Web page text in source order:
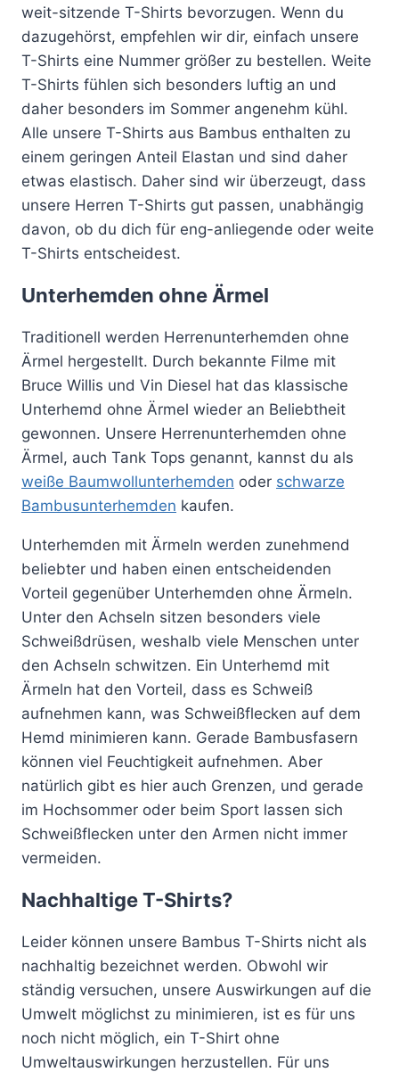
weit-sitzende T-Shirts bevorzugen. Wenn du
dazugehörst, empfehlen wir dir, einfach unsere
T-Shirts eine Nummer größer zu bestellen. Weite
T-Shirts fühlen sich besonders luftig an und
daher besonders im Sommer angenehm kühl.
Alle unsere T-Shirts aus Bambus enthalten zu
einem geringen Anteil Elastan und sind daher
etwas elastisch. Daher sind wir überzeugt, dass
unsere Herren T-Shirts gut passen, unabhängig
davon, ob du dich für eng-anliegende oder weite
T-Shirts entscheidest.
Unterhemden ohne Ärmel
Traditionell werden Herrenunterhemden ohne
Ärmel hergestellt. Durch bekannte Filme mit
Bruce Willis und Vin Diesel hat das klassische
Unterhemd ohne Ärmel wieder an Beliebtheit
gewonnen. Unsere Herrenunterhemden ohne
Ärmel, auch Tank Tops genannt, kannst du als
weiße Baumwollunterhemden oder schwarze
Bambusunterhemden kaufen.
Unterhemden mit Ärmeln werden zunehmend
beliebter und haben einen entscheidenden
Vorteil gegenüber Unterhemden ohne Ärmeln.
Unter den Achseln sitzen besonders viele
Schweißdrüsen, weshalb viele Menschen unter
den Achseln schwitzen. Ein Unterhemd mit
Ärmeln hat den Vorteil, dass es Schweiß
aufnehmen kann, was Schweißflecken auf dem
Hemd minimieren kann. Gerade Bambusfasern
können viel Feuchtigkeit aufnehmen. Aber
natürlich gibt es hier auch Grenzen, und gerade
im Hochsommer oder beim Sport lassen sich
Schweißflecken unter den Armen nicht immer
vermeiden.
Nachhaltige T-Shirts?
Leider können unsere Bambus T-Shirts nicht als
nachhaltig bezeichnet werden. Obwohl wir
ständig versuchen, unsere Auswirkungen auf die
Umwelt möglichst zu minimieren, ist es für uns
noch nicht möglich, ein T-Shirt ohne
Umweltauswirkungen herzustellen. Für uns